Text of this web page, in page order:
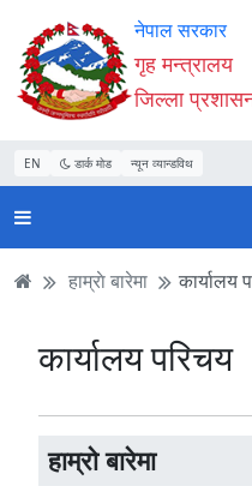
Accessibility
Mode
सुरु
गर्नुहोस्
सामाग्री
पढ्नुहाेस्
नेभिगेसन
पढ्नुहाेस्
वेबसाइट
खोजमा
जानुहोस्
नेपाल सरकार
गृह मन्त्रालय
जिल्ला
EN डार्क मोड न्यून व्यान्डविथ
हाम्राे बारेमा कार्यालय
हाम्राे बारेमा
कार्यालय परिचय